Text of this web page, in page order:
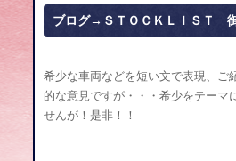
ブログ→ＳＴＯＣＫＬＩＳＴ
希少な車両などを短い文で表現、ご
的な意見ですが・・・希少をテーマ
せんが！是非！！